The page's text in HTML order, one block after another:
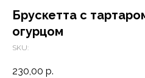
Брускетта с
огурцом
SKU:
230,00 р.